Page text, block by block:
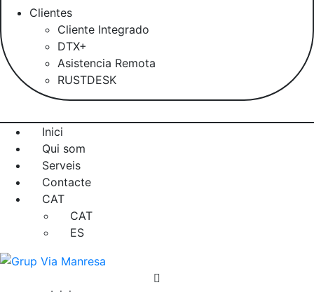
Clientes
Cliente Integrado
DTX+
Asistencia Remota
RUSTDESK
Inici
Qui som
Serveis
Contacte
CAT
CAT
ES